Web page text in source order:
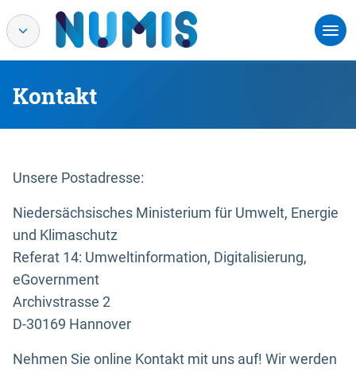
Kontakt
Unsere Postadresse:
Niedersächsisches Ministerium für Umwelt, Energie
und Klimaschutz
Referat 14: Umweltinformation, Digitalisierung,
eGovernment
Archivstrasse 2
D-30169 Hannover
Nehmen Sie online Kontakt mit uns auf! Wir werden